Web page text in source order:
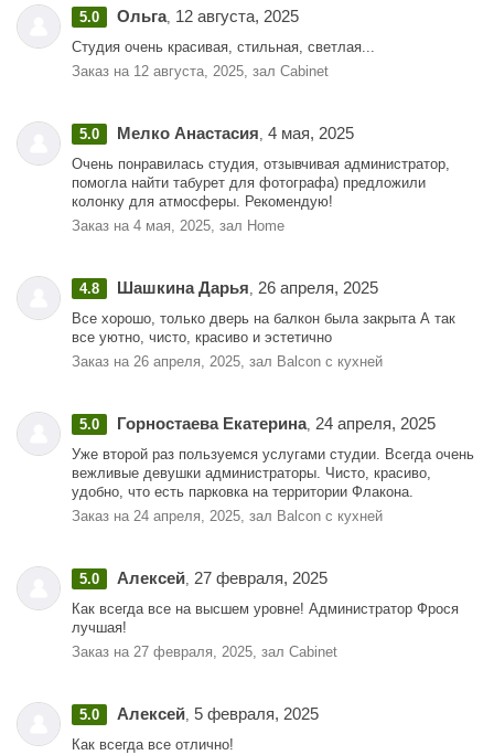
5.0 Ольга, 12 августа, 2025
Студия очень красивая, стильная, светлая...
Заказ на 12 августа, 2025, зал Cabinet
5.0 Мелко Анастасия, 4 мая, 2025
Очень понравилась студия, отзывчивая администратор,
помогла найти табурет для фотографа) предложили
колонку для атмосферы. Рекомендую!
Заказ на 4 мая, 2025, зал Home
4.8 Шашкина Дарья, 26 апреля, 2025
Все хорошо, только дверь на балкон была закрыта А так
все уютно, чисто, красиво и эстетично
Заказ на 26 апреля, 2025, зал Balcon с кухней
5.0 Горностаева Екатерина, 24 апреля, 2025
Уже второй раз пользуемся услугами студии. Всегда очень
вежливые девушки администраторы. Чисто, красиво,
удобно, что есть парковка на территории Флакона.
Заказ на 24 апреля, 2025, зал Balcon с кухней
5.0 Алексей, 27 февраля, 2025
Как всегда все на высшем уровне! Администратор Фрося
лучшая!
Заказ на 27 февраля, 2025, зал Cabinet
5.0 Алексей, 5 февраля, 2025
Как всегда все отлично!